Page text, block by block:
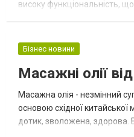
високу функціональність, що
матеріалам, чаша забезпечує
прогрів і розкриває смак
етапах куріння. Ця чаша не
Бізнес новини
Масажні олії
Масажна олія - незмінний
основою східної
дотик, зволожена, здорова.